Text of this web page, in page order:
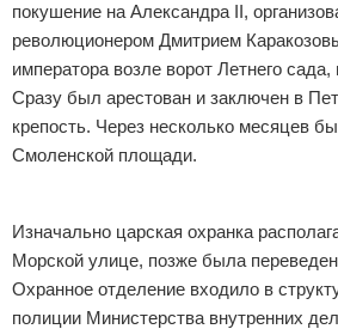
покушение на Александра II,
революционером Дмитрием
императора возле ворот Летнего
Сразу был арестован и заключен в
крепость. Через несколько месяцев
Смоленской площади.
Изначально царская охранка
Морской улице, позже была
Охранное отделение входило в
полиции Министерства внутренних